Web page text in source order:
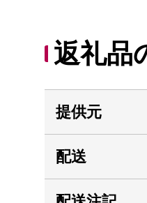
返礼品
提供元
配送